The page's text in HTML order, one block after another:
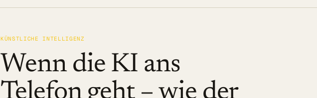
KÜNSTLICHE INTELLIGENZ
Wenn die KI ans
Telefon geht – wie der